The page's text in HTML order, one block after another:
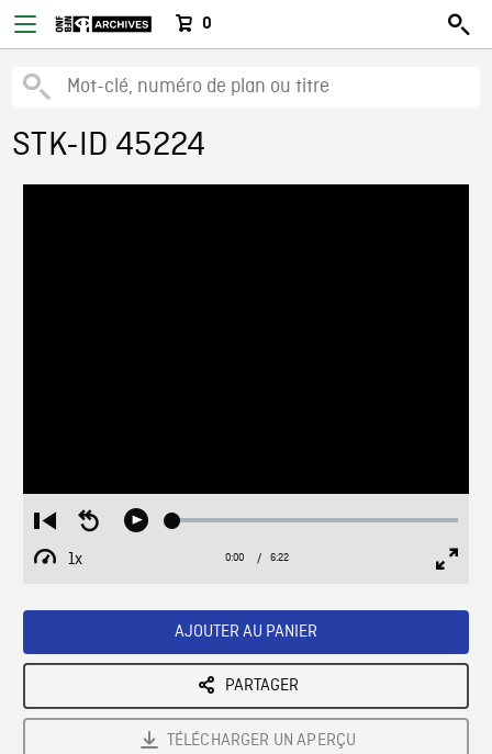
0
STK-ID 45224
Restart
from
beginning
Seek
Play Loaded:
1x
Playback
Current
0:00 / Duration
6:22
AJOUTER AU PANIER
PARTAGER
TÉLÉCHARGER UN APERÇU